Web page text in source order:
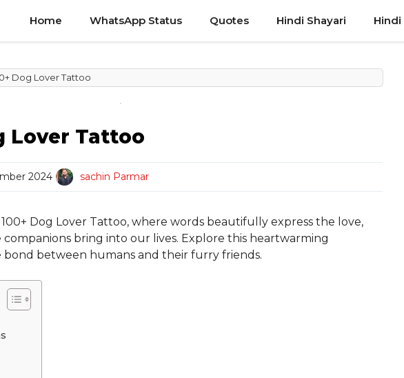
Home WhatsApp Status Quotes Hindi Shayari
Dog Lover Tattoo
Lover Tattoo
2024 sachin Parmar
Dog Lover Tattoo, where words beautifully express the love,
companions bring into our lives. Explore this heartwarming
between humans and their furry friends.